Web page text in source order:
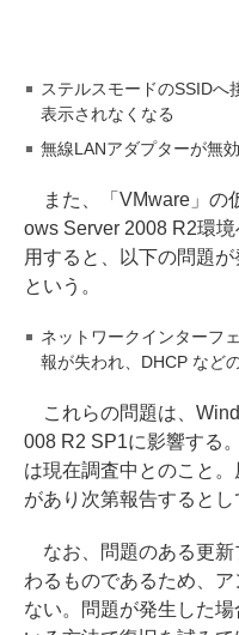
ステルスモードのSSIDへ
表示されなくなる
無線LANアダプターが無
また、「VMware」の
ows Server 2008 R2環
用すると、以下の問題
という。
ネットワークインターフ
報が失われ、DHCP など
これらの問題は、
008 R2 SP1に影響する
は現在調査中とのこと
があり次第報告するとし
なお、問題のある更新
わるものであるため、
ない。問題が発生した